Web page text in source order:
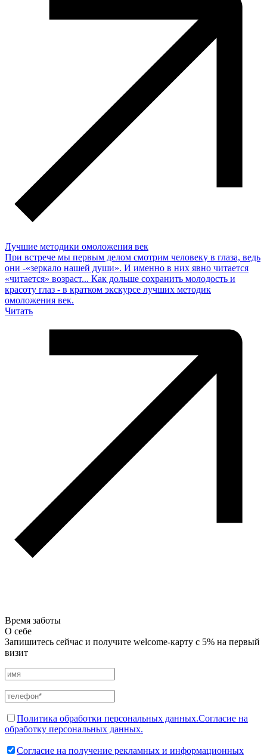
Лучшие методики омоложения век
При встрече мы первым делом смотрим человеку в глаза, ведь
они -«зеркало нашей души». И именно в них явно читается
«читается» возраст... Как дольше сохранить молодость и
красоту глаз - в кратком экскурсе лучших методик
омоложения век.
Читать
Время заботы
О себе
Запишитесь сейчас и получите welcome-карту с 5% на первый
визит
Политика обработки персональных данных.Согласие на
обработку персональных данных.
Согласие на получение рекламных и информационных